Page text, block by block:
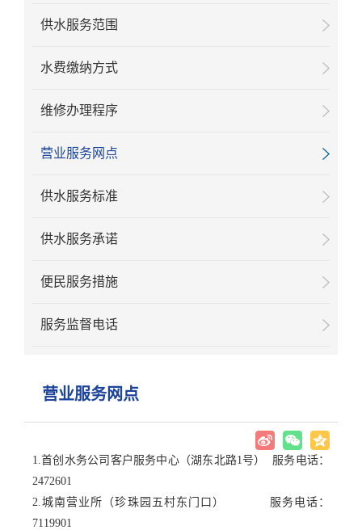
供水服务范围
水费缴纳方式
维修办理程序
营业服务网点
供水服务标准
供水服务承诺
便民服务措施
服务监督电话
营业服务网点
1.首创水务公司客户服务中心（湖东北路1号） 服务电话：
2472601
2.城南营业所（珍珠园五村东门口） 服务电话：
7119901